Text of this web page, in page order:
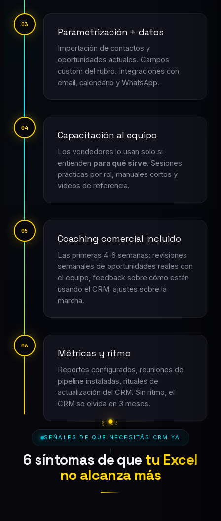
03
Parametrización + datos
Importación de contactos y
oportunidades actuales. Campos
custom del rubro. Integraciones con
email, calendario y WhatsApp.
04
Capacitación al equipo
Los vendedores lo usan solo si
entienden para qué sirve. Sesiones
prácticas por rol, manuales cortos y
videos de referencia.
05
Coaching comercial incluido
Las primeras 4-6 semanas: revisiones
semanales de oportunidades reales con
el equipo, feedback sobre cómo están
usando el CRM, ajustes sobre la
marcha.
06
Métricas y ritmo
Reportes configurados, reuniones de
pipeline instaladas, rituales de
actualización del CRM. Sin ritmo, el
CRM se olvida en 3 meses.
SEÑALES DE QUE NECESITÁS CRM YA
6 síntomas de que tu Excel
no alcanza más